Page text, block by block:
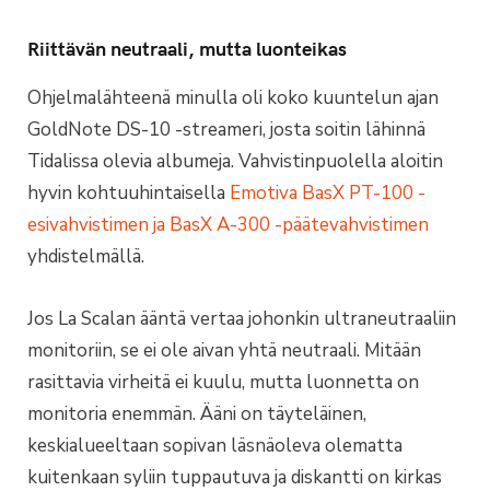
Riittävän neutraali, mutta luonteikas
Ohjelmalähteenä minulla oli koko kuuntelun ajan
GoldNote DS-10 -streameri, josta soitin lähinnä
Tidalissa olevia albumeja. Vahvistinpuolella aloitin
hyvin kohtuuhintaisella Emotiva BasX PT-100 -
esivahvistimen ja BasX A-300 -päätevahvistimen
yhdistelmällä.
Jos La Scalan ääntä vertaa johonkin ultraneutraaliin
monitoriin, se ei ole aivan yhtä neutraali. Mitään
rasittavia virheitä ei kuulu, mutta luonnetta on
monitoria enemmän. Ääni on täyteläinen,
keskialueeltaan sopivan läsnäoleva olematta
kuitenkaan syliin tuppautuva ja diskantti on kirkas